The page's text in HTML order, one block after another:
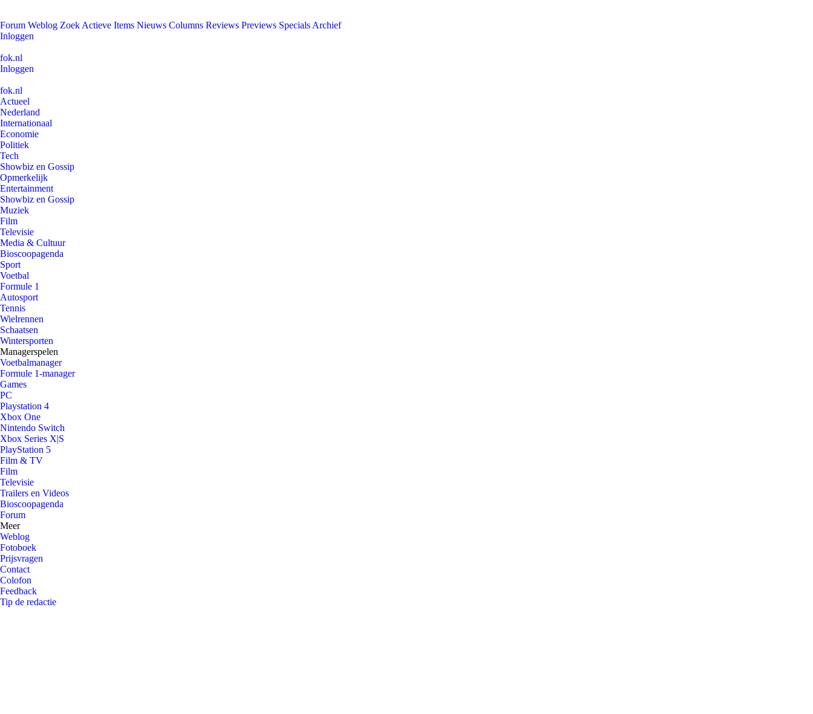
Forum Weblog Zoek Actieve Items Nieuws Columns Reviews Previews Specials Archief
Inloggen
fok.nl
Inloggen
fok.nl
Actueel
Nederland
Internationaal
Economie
Politiek
Tech
Showbiz en Gossip
Opmerkelijk
Entertainment
Showbiz en Gossip
Muziek
Film
Televisie
Media & Cultuur
Bioscoopagenda
Sport
Voetbal
Formule 1
Autosport
Tennis
Wielrennen
Schaatsen
Wintersporten
Managerspelen
Voetbalmanager
Formule 1-manager
Games
PC
Playstation 4
Xbox One
Nintendo Switch
Xbox Series X|S
PlayStation 5
Film & TV
Film
Televisie
Trailers en Videos
Bioscoopagenda
Forum
Meer
Weblog
Fotoboek
Prijsvragen
Contact
Colofon
Feedback
Tip de redactie